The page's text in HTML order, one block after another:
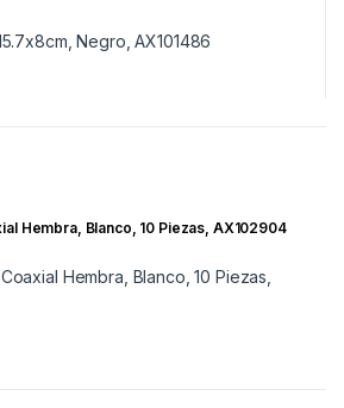
Hembra, Blanco, 10 Piezas, AX102904